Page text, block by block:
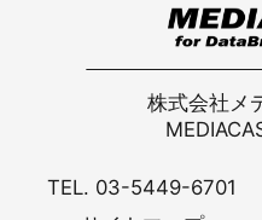
株式会社メ
TEL. 03-5449-6701